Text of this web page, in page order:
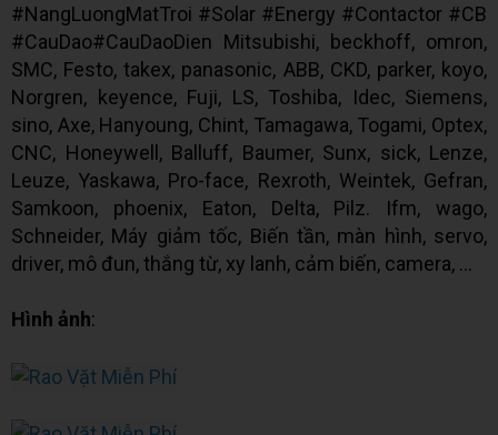
#NangLuongMatTroi #Solar #Energy #Contactor #CB
#CauDao#CauDaoDien Mitsubishi, beckhoff, omron,
SMC, Festo, takex, panasonic, ABB, CKD, parker, koyo,
Norgren, keyence, Fuji, LS, Toshiba, Idec, Siemens,
sino, Axe, Hanyoung, Chint, Tamagawa, Togami, Optex,
CNC, Honeywell, Balluff, Baumer, Sunx, sick, Lenze,
Leuze, Yaskawa, Pro-face, Rexroth, Weintek, Gefran,
Samkoon, phoenix, Eaton, Delta, Pilz. Ifm, wago,
Schneider, Máy giảm tốc, Biến tần, màn hình, servo,
driver, mô đun, thắng từ, xy lanh, cảm biến, camera, ...
Hình ảnh: